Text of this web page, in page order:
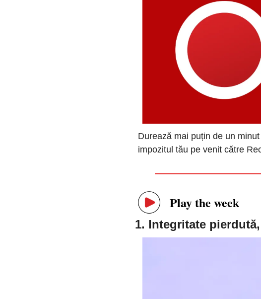
Durează mai puțin de un minut
impozitul tău pe venit către
Play the week
1. Integritate